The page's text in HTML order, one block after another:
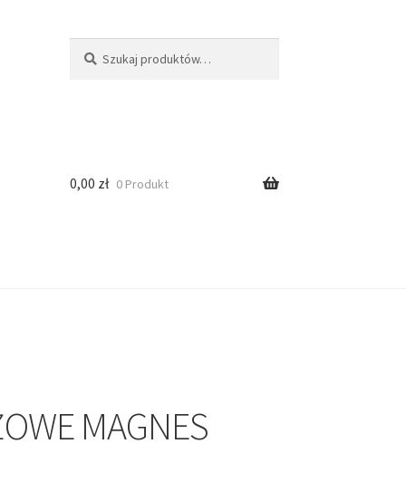
0,00 zł 0 Produkt
MAGNES